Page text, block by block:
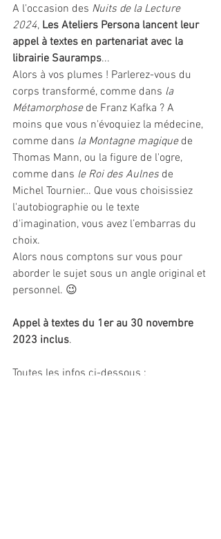
A l'occasion des Nuits de la Lecture
2024, Les Ateliers Persona lancent leur
appel à textes en partenariat avec la
librairie Sauramps...
Alors à vos plumes ! Parlerez-vous du
corps transformé, comme dans la
Métamorphose de Franz Kafka ? A
moins que vous n'évoquiez la médecine,
comme dans la Montagne magique de
Thomas Mann, ou la figure de l'ogre,
comme dans le Roi des Aulnes de
Michel Tournier… Que vous choisissiez
l'autobiographie ou le texte
d'imagination, vous avez l’embarras du
choix.
Alors nous comptons sur vous pour
aborder le sujet sous un angle original et
personnel. 😉
Appel à textes du 1er au 30 novembre
2023 inclus.
Toutes les infos ci-dessous :